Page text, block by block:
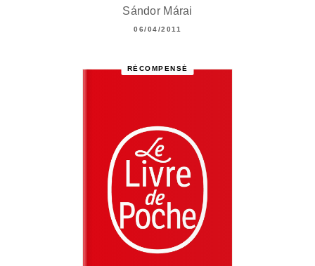
Sándor Márai
06/04/2011
RÉCOMPENSÉ